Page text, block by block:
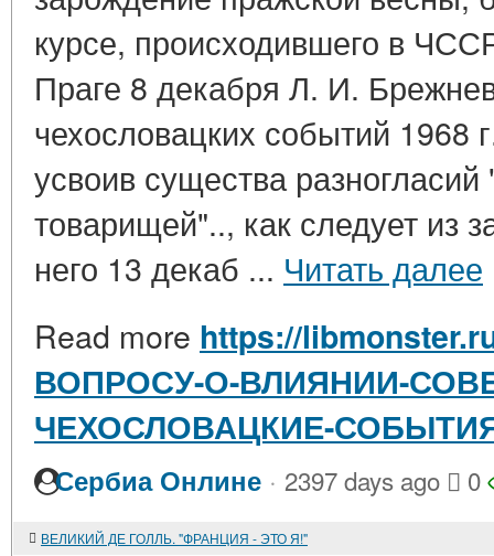
курсе, происходившего в
Праге 8 декабря Л. И.
чехословацких событий
усвоив существа разногласий
товарищей".., как следует из
него 13 декаб ... Читать далее
Read more https://
ВОПРОСУ-О-ВЛИЯНИИ-
ЧЕХОСЛОВАЦКИЕ-СОБЫТИЯ-
Сербиа Онлине · 2397 days ago 0
ВЕЛИКИЙ ДЕ ГОЛЛЬ. "ФРАНЦИЯ - ЭТО Я!"